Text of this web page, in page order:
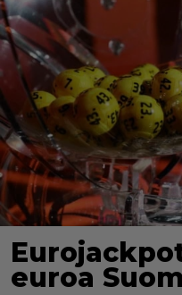
euroa